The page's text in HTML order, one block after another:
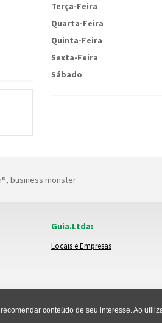
Terça-Feira
Quarta-Feira
Quinta-Feira
Sexta-Feira
Sábado
business monster
Guia.Ltda:
Locais e Empresas
conteúdo de seu interesse. Ao